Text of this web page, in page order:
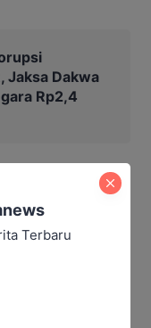
Jaksa Dakwa
Rp2,4
Terbaru